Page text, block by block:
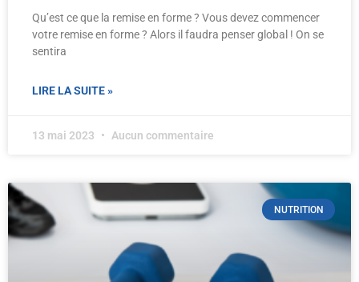
Qu’est ce que la remise en forme ? Vous devez commencer
votre remise en forme ? Alors il faudra penser global ! On se
sentira
LIRE LA SUITE »
13 mai 2023 Aucun commentaire
NUTRITION